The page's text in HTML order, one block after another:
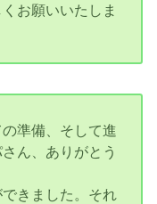
お願いいたしま
準備、そして進
ん、ありがとう
きました。それ